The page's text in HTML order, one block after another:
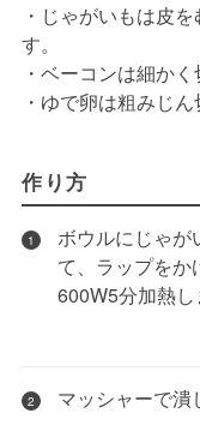
・じゃがいもは皮
す。
・ベーコンは細かく
・ゆで卵は粗みじん
作り方
1
ボウルにじゃが
て、ラップをか
600W5分加熱し
2 マッシャーで潰